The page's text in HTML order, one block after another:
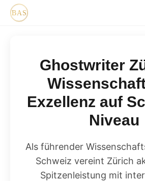
Ghostwriter
Exzellenz auf
Niveau
Als führender
Schweiz vereint Zürich
Spitzenleistung mit